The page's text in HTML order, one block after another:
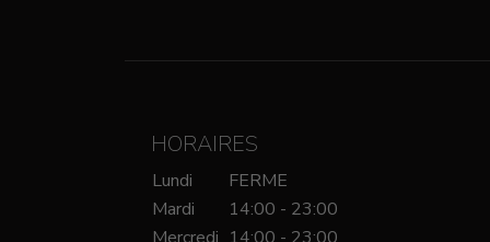
HORAIRES
Lundi
FERME
Mardi
14:00 - 23:00